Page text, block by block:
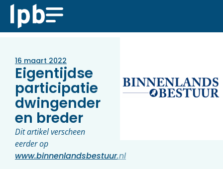
16 maart 2022
Eigentijdse
participatie
dwingender
en breder
Dit artikel verscheen
eerder op
www.binnenlandsbestuur.nl